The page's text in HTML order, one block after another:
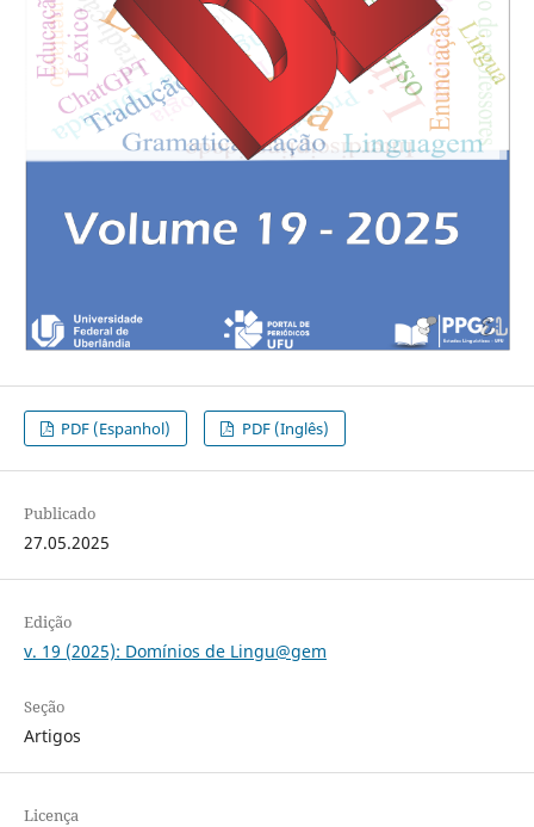
PDF (Espanhol) PDF (Inglês)
Publicado
27.05.2025
Edição
v. 19 (2025): Domínios de Lingu@gem
Seção
Artigos
Licença